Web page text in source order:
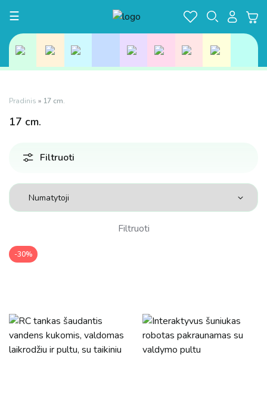
Toggle navigation
☰
Pradinis » 17 cm.
17 cm.
Filtruoti
Filtruoti
Kaina
Dydis
-30%